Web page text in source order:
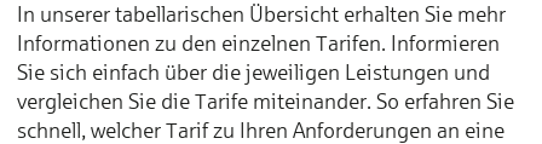
In unserer tabellarischen Übersicht erhalten Sie mehr
Informationen zu den einzelnen Tarifen. Informieren
Sie sich einfach über die jeweiligen Leistungen und
vergleichen Sie die Tarife miteinander. So erfahren Sie
schnell, welcher Tarif zu Ihren Anforderungen an eine